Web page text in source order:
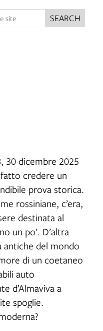
SEARCH
30 dicembre 2025
credere un
prova storica.
rossiniane, c’era,
destinata al
un po’. D’altra
antiche del mondo
di un coetaneo
auto
d’Almaviva a
spoglie.